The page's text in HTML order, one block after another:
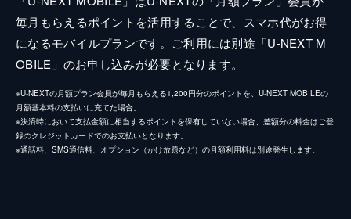
毎月もらえるポイントを活用することで、スマホ代がお得
になるモバイルプランです。ご利用には別途「U-NEXT M
OBILE」のお申し込みが必要となります。
※U-NEXTの月額プラン会員が毎月もらえる1,200円分のポイントを、U-NEXT MOBILEの
月額基本料の支払いに充てた場合。
※決済時において支払金額に相当するポイントを保有していない場合、差額分の料金はご登
録のクレジットカードでのお支払いとなります。
※通話料、SMS通信料、オプション（かけ放題など）の月額利用料は別途発生します。